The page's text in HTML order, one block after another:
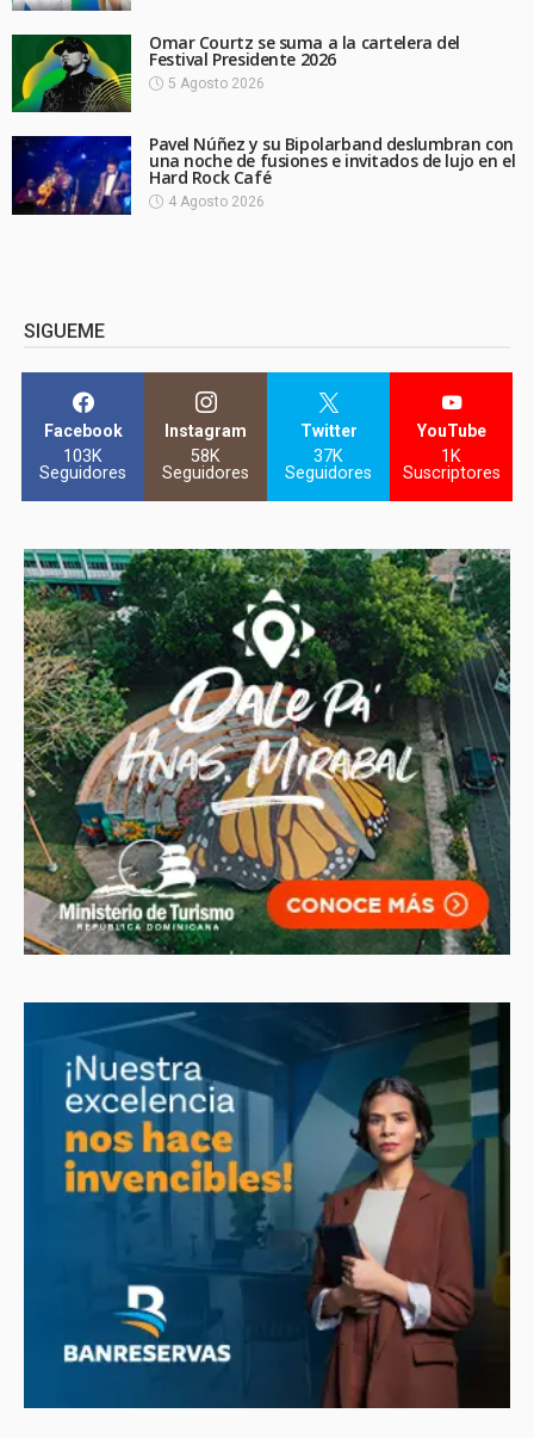
Omar Courtz se suma a la cartelera del
Festival Presidente 2026
5 Agosto 2026
Pavel Núñez y su Bipolarband deslumbran con
una noche de fusiones e invitados de lujo en el
Hard Rock Café
4 Agosto 2026
SIGUEME
Facebook
103K
Seguidores
Instagram
58K
Seguidores
Twitter
37K
Seguidores
YouTube
1K
Suscriptores